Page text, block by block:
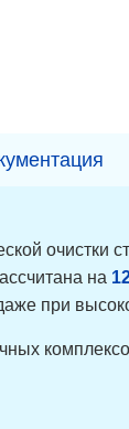
очистки
на
при